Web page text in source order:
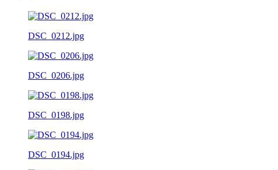
DSC_0212.jpg
DSC_0206.jpg
DSC_0198.jpg
DSC_0194.jpg